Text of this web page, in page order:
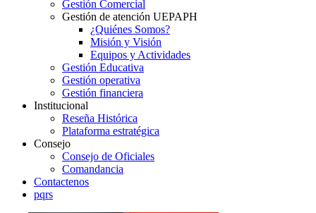
Gestión Comercial
Gestión de atención UEPAPH
¿Quiénes Somos?
Misión y Visión
Equipos y Actividades
Gestión Educativa
Gestión operativa
Gestión financiera
Institucional
Reseña Histórica
Plataforma estratégica
Consejo
Consejo de Oficiales
Comandancia
Contactenos
pqrs